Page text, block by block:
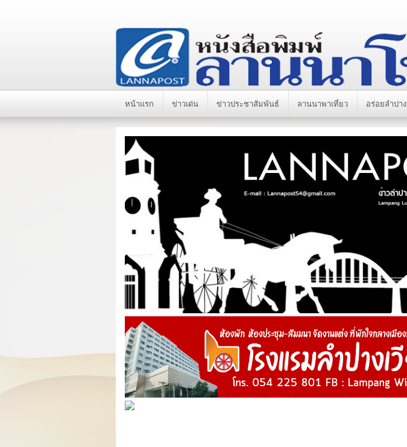
หน้าแรก ข่าวเด่น ข่าวประชาสัมพันธ์ ลานนาพาเที่ยว อร่อยลำปาง